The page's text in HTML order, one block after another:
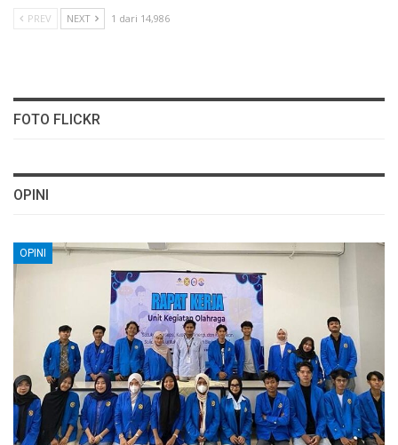
PREV NEXT 1 dari 14,986
FOTO FLICKR
OPINI
OPINI